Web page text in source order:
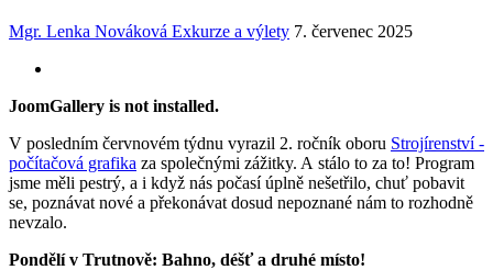
Mgr. Lenka Nováková Exkurze a výlety 7. červenec 2025
JoomGallery is not installed.
V posledním červnovém týdnu vyrazil 2. ročník oboru Strojírenství -
počítačová grafika za společnými zážitky. A stálo to za to! Program
jsme měli pestrý, a i když nás počasí úplně nešetřilo, chuť pobavit
se, poznávat nové a překonávat dosud nepoznané nám to rozhodně
nevzalo.
Pondělí v Trutnově: Bahno, déšť a druhé místo!